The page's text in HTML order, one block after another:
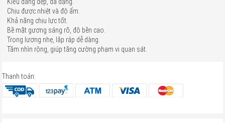
Chịu được nhiệt và độ ẩm.
Khả năng chịu lực tốt.
Bề mặt gương sáng rõ, độ bền cao.
Trọng lượng nhẹ, lắp ráp dễ dàng.
Tầm nhìn rộng, giúp tăng cường phạm vi quan sát.
Thanh toán: